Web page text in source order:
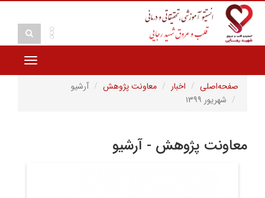
Toggle
صفحه‌اصلی
اخبار معاونت پژوهش
آرشیو
شهریور ۱۳۹۹
معاونت پژوهش - آرشیو